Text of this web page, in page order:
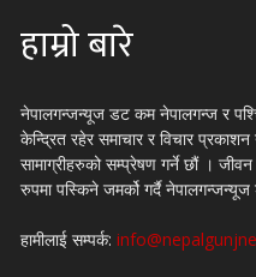
हाम्रो बारे
नेपालगन्जन्यूज डट कम नेपालगन्ज र
केन्द्रित रहेर समाचार र विचार
सामाग्रीहरुको सम्प्रेषण गर्ने छौं ।
रुपमा पस्किने जमर्को गर्दै
हामीलाई सम्पर्क: